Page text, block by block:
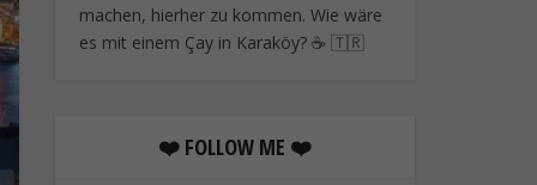
machen, hierher zu kommen. Wie wäre
es mit einem Çay in Karaköy? ☕ 🇹🇷
❤️ FOLLOW ME ❤️